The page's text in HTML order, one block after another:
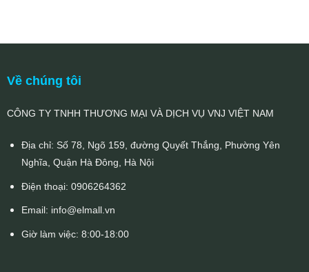
Về chúng tôi
CÔNG TY TNHH THƯƠNG MẠI VÀ DỊCH VỤ VNJ VIỆT NAM
Địa chỉ: Số 78, Ngõ 159, đường Quyết Thắng, Phường Yên
Nghĩa, Quận Hà Đông, Hà Nội
Điện thoại: 0906264362
Email: info@elmall.vn
Giờ làm việc: 8:00-18:00